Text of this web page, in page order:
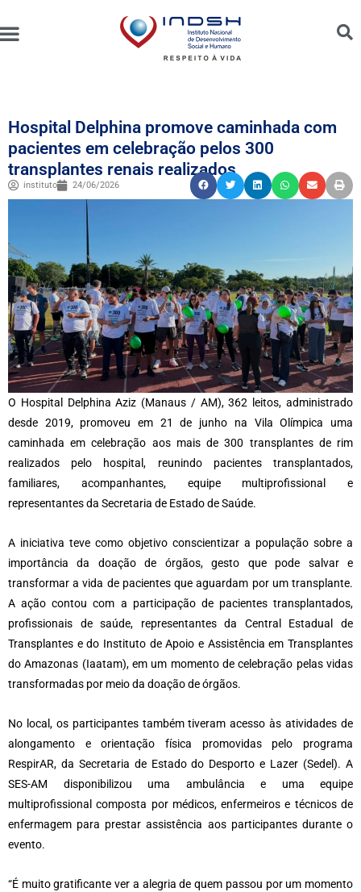
Hospital Delphina promove caminhada com
pacientes em celebração pelos 300
transplantes renais realizados
instituto 24/06/2026
O Hospital Delphina Aziz (Manaus / AM), 362 leitos, administrado
desde 2019, promoveu em 21 de junho na Vila Olímpica uma
caminhada em celebração aos mais de 300 transplantes de rim
realizados pelo hospital, reunindo pacientes transplantados,
familiares, acompanhantes, equipe multiprofissional e
representantes da Secretaria de Estado de Saúde.
A iniciativa teve como objetivo conscientizar a população sobre a
importância da doação de órgãos, gesto que pode salvar e
transformar a vida de pacientes que aguardam por um transplante.
A ação contou com a participação de pacientes transplantados,
profissionais de saúde, representantes da Central Estadual de
Transplantes e do Instituto de Apoio e Assistência em Transplantes
do Amazonas (Iaatam), em um momento de celebração pelas vidas
transformadas por meio da doação de órgãos.
No local, os participantes também tiveram acesso às atividades de
alongamento e orientação física promovidas pelo programa
RespirAR, da Secretaria de Estado do Desporto e Lazer (Sedel). A
SES-AM disponibilizou uma ambulância e uma equipe
multiprofissional composta por médicos, enfermeiros e técnicos de
enfermagem para prestar assistência aos participantes durante o
evento.
“É muito gratificante ver a alegria de quem passou por um momento